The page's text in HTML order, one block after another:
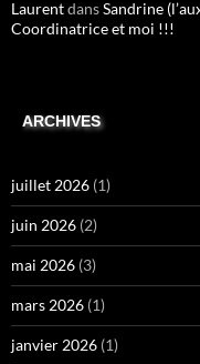
LaurentdansSandrine
Coordinatrice et moi !!!
ARCHIVES
juillet 2026 (1)
juin 2026 (2)
mai 2026 (3)
mars 2026 (1)
janvier 2026 (1)